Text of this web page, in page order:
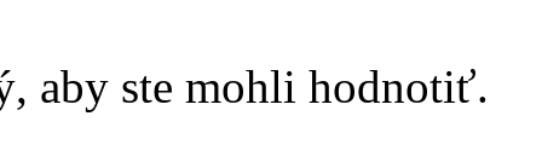
aby ste mohli hodnotiť.